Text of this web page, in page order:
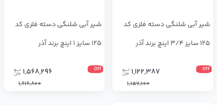
شیر آبی شلنگی دسته فلزی کد
125 سایز 3/4 اینچ برند آذر
Off
1,122,387
1,157,100
شیر آبی شلنگی دسته فلزی کد
125 سایز 1 اینچ برند آذر
Off
1,568,296
1,616,800